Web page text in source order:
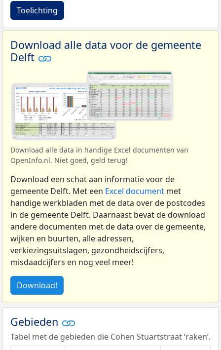
Toelichting
Download alle data voor de gemeente
Delft
Download alle data in handige Excel documenten van
OpenInfo.nl. Niet goed, geld terug!
Download een schat aan informatie voor de
gemeente Delft. Met een Excel document met
handige werkbladen met de data over de postcodes
in de gemeente Delft. Daarnaast bevat de download
andere documenten met de data over de gemeente,
wijken en buurten, alle adressen,
verkiezingsuitslagen, gezondheidscijfers,
misdaadcijfers en nog veel meer!
Download!
Gebieden
Tabel met de gebieden die Cohen Stuartstraat ‘raken’.